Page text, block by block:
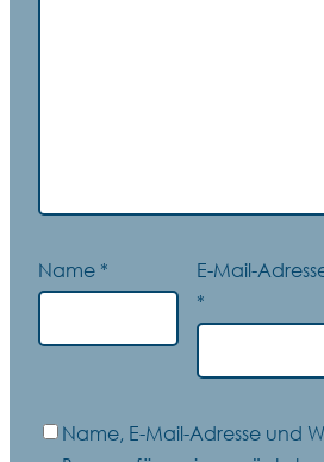
Name *
E-Mail-
*
Name, E-Mail-Adresse und